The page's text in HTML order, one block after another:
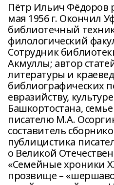
Пётр Ильич Фёдоров
мая 1956 г. Окончил
библиотечный
филологический
Сотрудник
Акмуллы; автор
литературы и
библиографических
евразийству,
Башкортостана,
писателю М.А.
составитель
публицистика
о Великой
«Семейные хроники
прозвище –